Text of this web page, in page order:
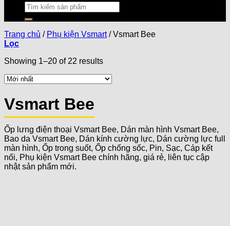
Trang chủ / Phụ kiện Vsmart /Vsmart Bee
Lọc
Showing 1–20 of 22 results
Vsmart Bee
Ốp lưng điện thoại Vsmart Bee, Dán màn hình Vsmart Bee,
Bao da Vsmart Bee, Dán kính cường lực, Dán cường lực full
màn hình, Ốp trong suốt, Ốp chống sốc, Pin, Sạc, Cáp kết
nối, Phụ kiện Vsmart Bee chính hãng, giá rẻ, liên tục cập
nhật sản phẩm mới.